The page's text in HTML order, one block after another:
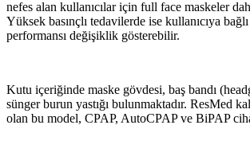
nefes alan kullanıcılar için full face maskeler
Yüksek basınçlı tedavilerde ise kullanıcıya
performansı değişiklik gösterebilir.
Kutu içeriğinde maske gövdesi, baş bandı
sünger burun yastığı bulunmaktadır. ResMed
olan bu model, CPAP, AutoCPAP ve BiPAP